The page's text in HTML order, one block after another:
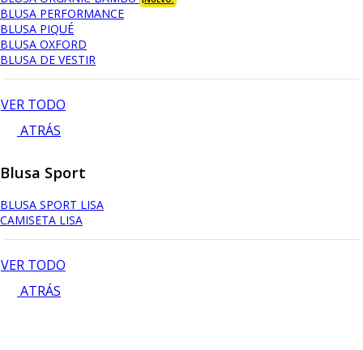
BLUSA PERFORMANCE
BLUSA PIQUÉ
BLUSA OXFORD
BLUSA DE VESTIR
VER TODO
ATRÁS
Blusa Sport
BLUSA SPORT LISA
CAMISETA LISA
VER TODO
ATRÁS